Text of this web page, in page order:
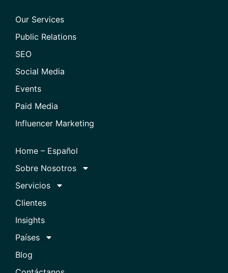
Our Services
Public Relations
SEO
Social Media
Events
Paid Media
Influencer Marketing
Home – Español
Sobre Nosotros
Servicios
Clientes
Insights
Países
Blog